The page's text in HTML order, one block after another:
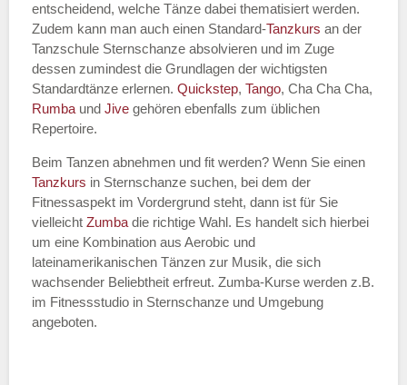
Name des Tanzkurs*
Tanzart*
entscheidend, welche Tänze dabei thematisiert werden.
Zudem kann man auch einen Standard-Tanzkurs an der
Tanzschule Sternschanze absolvieren und im Zuge
dessen zumindest die Grundlagen der wichtigsten
Standardtänze erlernen. Quickstep, Tango, Cha Cha Cha,
Rumba und Jive gehören ebenfalls zum üblichen
Repertoire.
Beim Tanzen abnehmen und fit werden? Wenn Sie einen
Tanzkurs in Sternschanze suchen, bei dem der
Fitnessaspekt im Vordergrund steht, dann ist für Sie
vielleicht Zumba die richtige Wahl. Es handelt sich hierbei
um eine Kombination aus Aerobic und
lateinamerikanischen Tänzen zur Musik, die sich
wachsender Beliebtheit erfreut. Zumba-Kurse werden z.B.
im Fitnessstudio in Sternschanze und Umgebung
angeboten.